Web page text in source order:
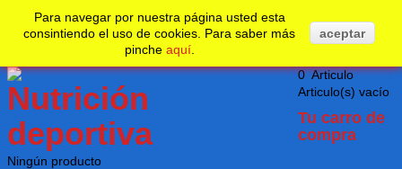
0Articulo
Articulo(s) vacío
Tu carro de
compra
Ningún producto
Para navegar por nuestra página usted esta
consintiendo el uso de cookies. Para saber más
pinche aquí.
aceptar